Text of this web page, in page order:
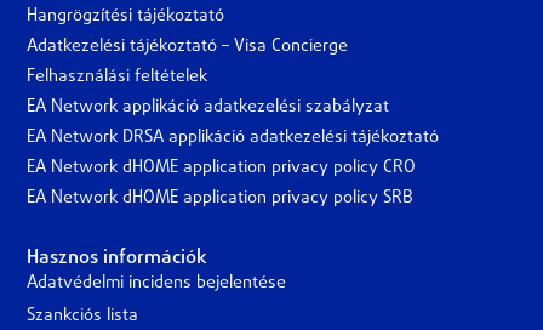
Hangrögzítési tájékoztató
Adatkezelési tájékoztató – Visa Concierge
Felhasználási feltételek
EA Network applikáció adatkezelési szabályzat
EA Network DRSA applikáció adatkezelési tájékoztató
EA Network dHOME application privacy policy CRO
EA Network dHOME application privacy policy SRB
Hasznos információk
Adatvédelmi incidens bejelentése
Szankciós lista